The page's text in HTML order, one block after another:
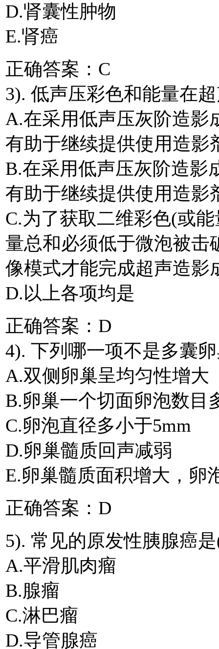
D.肾囊性肿物
E.肾癌
正确答案：C
3). 低声压彩色和能量在
A.在采用低声压灰阶造影
有助于继续提供使用造影
B.在采用低声压灰阶造影
有助于继续提供使用造影
C.为了获取二维彩色(或
量总和必须低于微泡被击
像模式才能完成超声造影
D.以上各项均是
正确答案：D
4). 下列哪一项不是多囊
A.双侧卵巢呈均匀性增大
B.卵巢一个切面卵泡数目
C.卵泡直径多小于5mm
D.卵巢髓质回声减弱
E.卵巢髓质面积增大，卵
正确答案：D
5). 常见的原发性胰腺癌
A.平滑肌肉瘤
B.腺瘤
C.淋巴瘤
D.导管腺癌